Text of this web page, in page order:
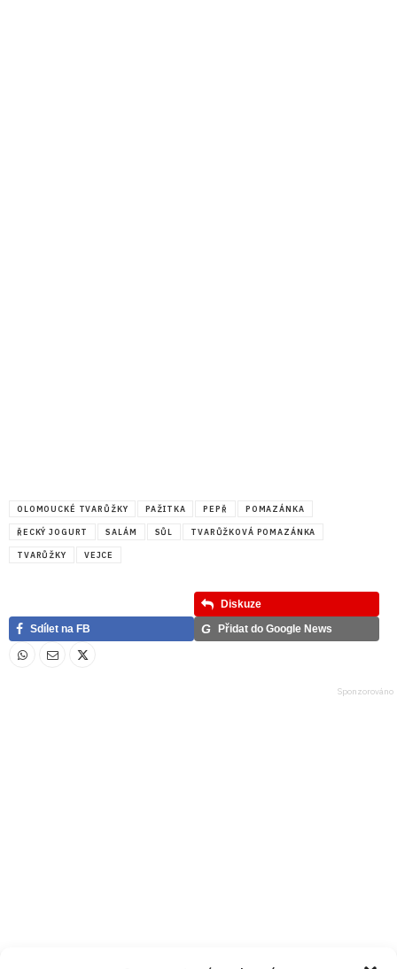
OLOMOUCKÉ TVARŮŽKY PAŽITKA PEPŘ POMAZÁNKA
ŘECKÝ JOGURT SALÁM SŮL TVARŮŽKOVÁ POMAZÁNKA
TVARŮŽKY VEJCE
Diskuze
Sdílet na FB
G Přidat do Google News